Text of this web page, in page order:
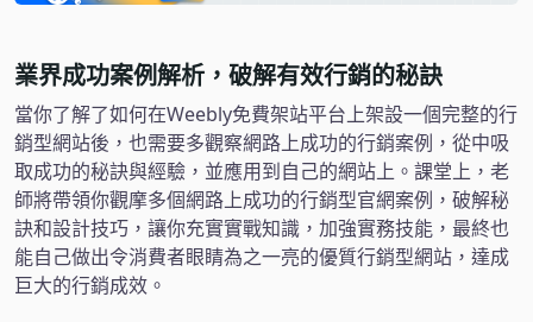
業界成功案例解析，破解有效行銷的秘訣
當你了解了如何在Weebly免費架站平台上架設一個完整的行
銷型網站後，也需要多觀察網路上成功的行銷案例，從中吸
取成功的秘訣與經驗，並應用到自己的網站上。課堂上，老
師將帶領你觀摩多個網路上成功的行銷型官網案例，破解秘
訣和設計技巧，讓你充實實戰知識，加強實務技能，最終也
能自己做出令消費者眼睛為之一亮的優質行銷型網站，達成
巨大的行銷成效。